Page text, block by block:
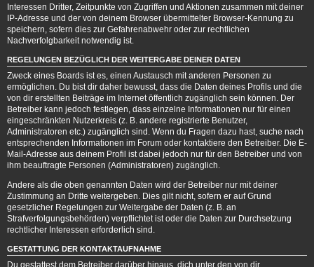
Interessen Dritter, Zeitpunkte von Zugriffen und Aktionen zusammen mit deiner
IP-Adresse und der von deinem Browser übermittelter Browser-Kennung zu
speichern, sofern dies zur Gefahrenabwehr oder zur rechtlichen
Nachverfolgbarkeit notwendig ist.
REGELUNGEN BEZÜGLICH DER WEITERGABE DEINER DATEN
Zweck eines Boards ist es, einen Austausch mit anderen Personen zu
ermöglichen. Du bist dir daher bewusst, dass die Daten deines Profils und die
von dir erstellten Beiträge im Internet öffentlich zugänglich sein können. Der
Betreiber kann jedoch festlegen, dass einzelne Informationen nur für einen
eingeschränkten Nutzerkreis (z. B. andere registrierte Benutzer,
Administratoren etc.) zugänglich sind. Wenn du Fragen dazu hast, suche nach
entsprechenden Informationen im Forum oder kontaktiere den Betreiber. Die E-
Mail-Adresse aus deinem Profil ist dabei jedoch nur für den Betreiber und von
ihm beauftragte Personen (Administratoren) zugänglich.
Andere als die oben genannten Daten wird der Betreiber nur mit deiner
Zustimmung an Dritte weitergeben. Dies gilt nicht, sofern er auf Grund
gesetzlicher Regelungen zur Weitergabe der Daten (z. B. an
Strafverfolgungsbehörden) verpflichtet ist oder die Daten zur Durchsetzung
rechtlicher Interessen erforderlich sind.
GESTATTUNG DER KONTAKTAUFNAHME
Du gestattest dem Betreiber darüber hinaus, dich unter den von dir